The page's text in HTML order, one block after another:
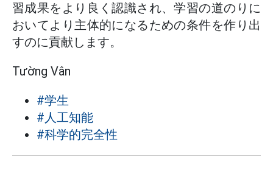
習成果をより良く認識され、学習の道のりに
おいてより主体的になるための条件を作り出
すのに貢献します。
Tường Vân
#学生
#人工知能
#科学的完全性